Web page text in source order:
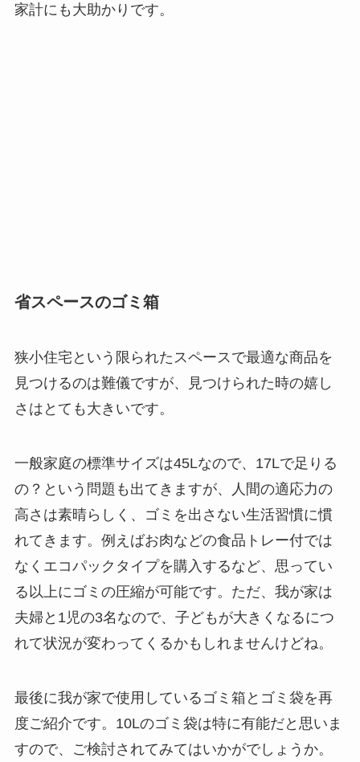
家計にも大助かりです。
省スペースのゴミ箱
狭小住宅という限られたスペースで最適な商品を
見つけるのは難儀ですが、見つけられた時の嬉し
さはとても大きいです。
一般家庭の標準サイズは45Lなので、17Lで足りる
の？という問題も出てきますが、人間の適応力の
高さは素晴らしく、ゴミを出さない生活習慣に慣
れてきます。例えばお肉などの食品トレー付では
なくエコパックタイプを購入するなど、思ってい
る以上にゴミの圧縮が可能です。ただ、我が家は
夫婦と1児の3名なので、子どもが大きくなるにつ
れて状況が変わってくるかもしれませんけどね。
最後に我が家で使用しているゴミ箱とゴミ袋を再
度ご紹介です。10Lのゴミ袋は特に有能だと思いま
すので、ご検討されてみてはいかがでしょうか。